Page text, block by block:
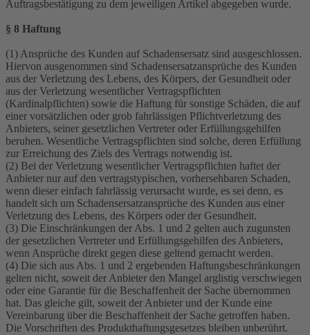
Auftragsbestätigung zu dem jeweiligen Artikel abgegeben wurde.
§ 8 Haftung
(1) Ansprüche des Kunden auf Schadensersatz sind ausgeschlossen.
Hiervon ausgenommen sind Schadensersatzansprüche des Kunden
aus der Verletzung des Lebens, des Körpers, der Gesundheit oder
aus der Verletzung wesentlicher Vertragspflichten
(Kardinalpflichten) sowie die Haftung für sonstige Schäden, die auf
einer vorsätzlichen oder grob fahrlässigen Pflichtverletzung des
Anbieters, seiner gesetzlichen Vertreter oder Erfüllungsgehilfen
beruhen. Wesentliche Vertragspflichten sind solche, deren Erfüllung
zur Erreichung des Ziels des Vertrags notwendig ist.
(2) Bei der Verletzung wesentlicher Vertragspflichten haftet der
Anbieter nur auf den vertragstypischen, vorhersehbaren Schaden,
wenn dieser einfach fahrlässig verursacht wurde, es sei denn, es
handelt sich um Schadensersatzansprüche des Kunden aus einer
Verletzung des Lebens, des Körpers oder der Gesundheit.
(3) Die Einschränkungen der Abs. 1 und 2 gelten auch zugunsten
der gesetzlichen Vertreter und Erfüllungsgehilfen des Anbieters,
wenn Ansprüche direkt gegen diese geltend gemacht werden.
(4) Die sich aus Abs. 1 und 2 ergebenden Haftungsbeschränkungen
gelten nicht, soweit der Anbieter den Mangel arglistig verschwiegen
oder eine Garantie für die Beschaffenheit der Sache übernommen
hat. Das gleiche gilt, soweit der Anbieter und der Kunde eine
Vereinbarung über die Beschaffenheit der Sache getroffen haben.
Die Vorschriften des Produkthaftungsgesetzes bleiben unberührt.